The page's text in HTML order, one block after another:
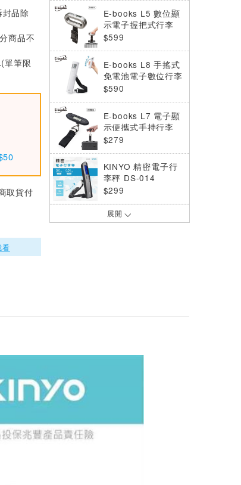
品除
商品不
單筆限
取貨付
看
(1~2)、現貨充足(3以上)。
*門市庫存以店內實際數量為準，可使
用專人服務或撥打門市電話洽詢。
E-books L5 數位顯
示電子握把式行李
秤-附電池
$599
E-books L8 手搖式
免電池電子數位行李
秤
$590
E-books L7 電子顯
示便攜式手持行李
秤-附電池
$279
KINYO 精密電子行
李秤 DS-014
$299
KINYO 電子行李秤
OWON SDS220S 2
OWON SDS220 20
展開